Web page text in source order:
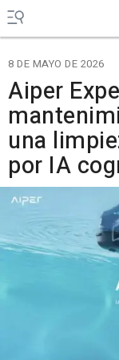
8 DE MAYO DE 2026
Aiper
una
por IA